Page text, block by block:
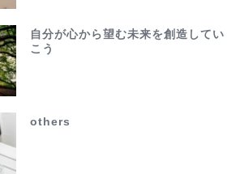
自分が心から望む未来を創造してい
こう
others
夫の不倫で心が壊れそう…
でも、このままじゃ終わ